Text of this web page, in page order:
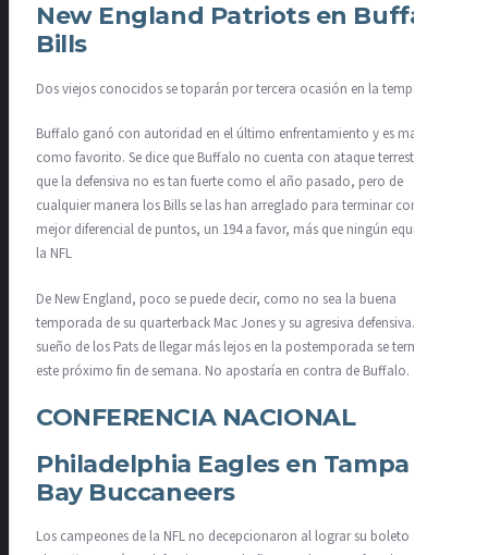
New England Patriots en Buffalo
Bills
Dos viejos conocidos se toparán por tercera ocasión en la temporada.
Buffalo ganó con autoridad en el último enfrentamiento y es marcado
como favorito. Se dice que Buffalo no cuenta con ataque terrestre,
que la defensiva no es tan fuerte como el año pasado, pero de
cualquier manera los Bills se las han arreglado para terminar con el
mejor diferencial de puntos, un 194 a favor, más que ningún equipo en
la NFL
De New England, poco se puede decir, como no sea la buena
temporada de su quarterback Mac Jones y su agresiva defensiva. El
sueño de los Pats de llegar más lejos en la postemporada se termina
este próximo fin de semana. No apostaría en contra de Buffalo.
CONFERENCIA NACIONAL
Philadelphia Eagles en Tampa
Bay Buccaneers
Los campeones de la NFL no decepcionaron al lograr su boleto a